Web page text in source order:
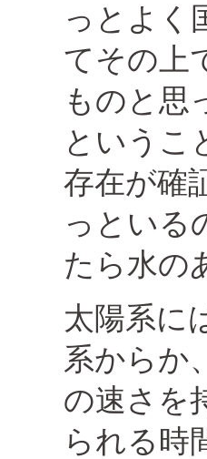
っとよく
てその上
ものと思
というこ
存在が確
っといる
たら水の
太陽系に
系からか
の速さを
られる時